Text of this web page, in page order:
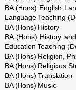
BA (Hons) English
Language Teaching
BA (Hons) History
BA (Hons) History
Education Teaching
BA (Hons) Religion,
BA (Hons) Religious
BA (Hons) Translation
BA (Hons) Music